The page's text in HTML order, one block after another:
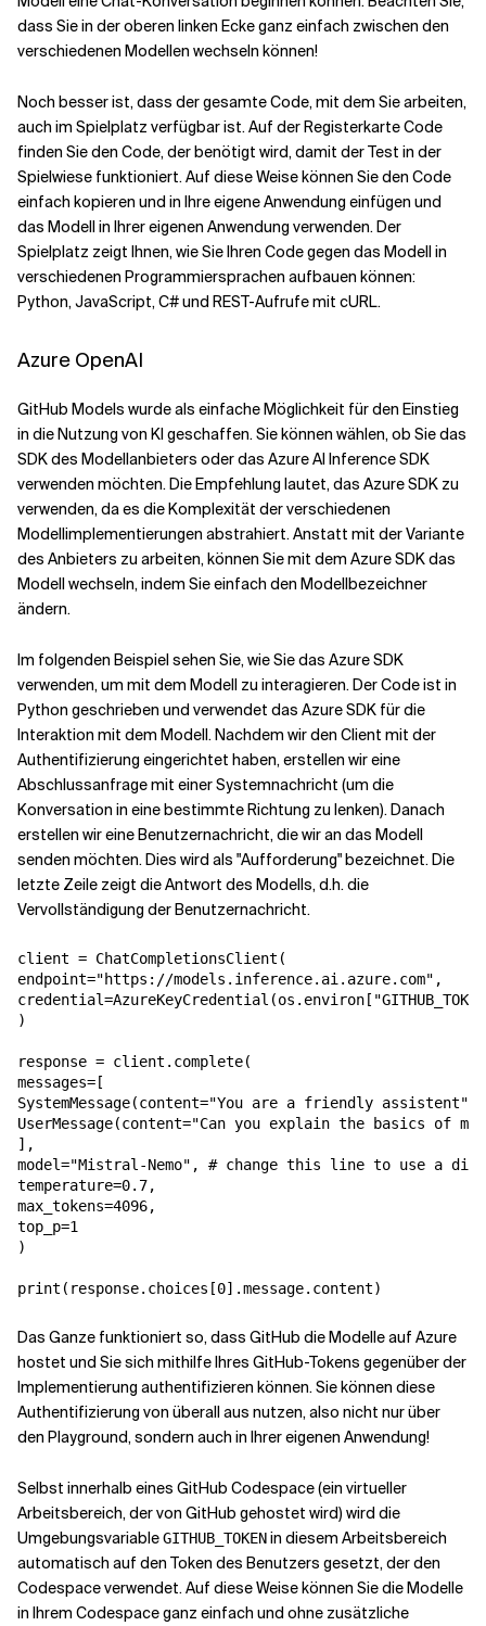
dass Sie in der oberen linken Ecke ganz einfach zwischen den
verschiedenen Modellen wechseln können!
Noch besser ist, dass der gesamte Code, mit dem Sie arbeiten,
auch im Spielplatz verfügbar ist. Auf der Registerkarte Code
finden Sie den Code, der benötigt wird, damit der Test in der
Spielwiese funktioniert. Auf diese Weise können Sie den Code
einfach kopieren und in Ihre eigene Anwendung einfügen und
das Modell in Ihrer eigenen Anwendung verwenden. Der
Spielplatz zeigt Ihnen, wie Sie Ihren Code gegen das Modell in
verschiedenen Programmiersprachen aufbauen können:
Python, JavaScript, C# und REST-Aufrufe mit cURL.
Azure OpenAI
GitHub Models wurde als einfache Möglichkeit für den Einstieg
in die Nutzung von KI geschaffen. Sie können wählen, ob Sie das
SDK des Modellanbieters oder das Azure AI Inference SDK
verwenden möchten. Die Empfehlung lautet, das Azure SDK zu
verwenden, da es die Komplexität der verschiedenen
Modellimplementierungen abstrahiert. Anstatt mit der Variante
des Anbieters zu arbeiten, können Sie mit dem Azure SDK das
Modell wechseln, indem Sie einfach den Modellbezeichner
ändern.
Im folgenden Beispiel sehen Sie, wie Sie das Azure SDK
verwenden, um mit dem Modell zu interagieren. Der Code ist in
Python geschrieben und verwendet das Azure SDK für die
Interaktion mit dem Modell. Nachdem wir den Client mit der
Authentifizierung eingerichtet haben, erstellen wir eine
Abschlussanfrage mit einer Systemnachricht (um die
Konversation in eine bestimmte Richtung zu lenken). Danach
erstellen wir eine Benutzernachricht, die wir an das Modell
senden möchten. Dies wird als "Aufforderung" bezeichnet. Die
letzte Zeile zeigt die Antwort des Modells, d.h. die
Vervollständigung der Benutzernachricht.
client = ChatCompletionsClient(
endpoint="https://models.inference.ai.azure.com",
)
response = client.complete(
messages=[
SystemMessage(content="You are a friendly assistent"),
UserMessage(content="Can you explain the basics of
],
model="Mistral-Nemo", # change this line to use a
temperature=0.7,
max_tokens=4096,
top_p=1
)
print(response.choices[0].message.content)
Das Ganze funktioniert so, dass GitHub die Modelle auf Azure
hostet und Sie sich mithilfe Ihres GitHub-Tokens gegenüber der
Implementierung authentifizieren können. Sie können diese
Authentifizierung von überall aus nutzen, also nicht nur über
den Playground, sondern auch in Ihrer eigenen Anwendung!
Selbst innerhalb eines GitHub Codespace (ein virtueller
Arbeitsbereich, der von GitHub gehostet wird) wird die
UmgebungsvariableGITHUB_TOKENin diesem Arbeitsbereich
automatisch auf den Token des Benutzers gesetzt, der den
Codespace verwendet. Auf diese Weise können Sie die Modelle
in Ihrem Codespace ganz einfach und ohne zusätzliche